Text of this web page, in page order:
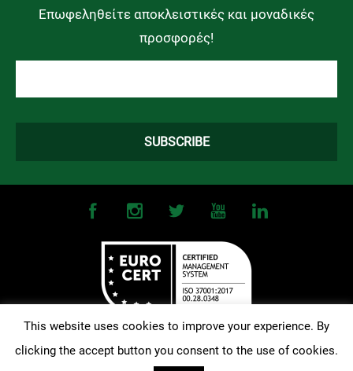
Επωφεληθείτε αποκλειστικές και μοναδικές
προσφορές!
©2026OMONOIA FC. All Rights Reserved | Terms and Conditions|
This website uses cookies to improve your experience. By
clicking the accept button you consent to the use of cookies.